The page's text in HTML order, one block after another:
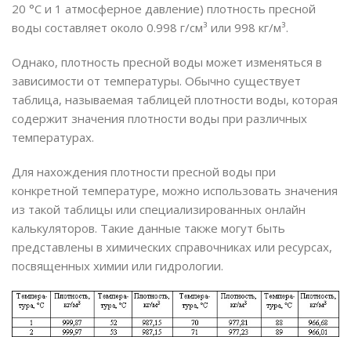
20 °C и 1 атмосферное давление) плотность пресной
воды составляет около 0.998 г/см³ или 998 кг/м³.
Однако, плотность пресной воды может изменяться в
зависимости от температуры. Обычно существует
таблица, называемая таблицей плотности воды, которая
содержит значения плотности воды при различных
температурах.
Для нахождения плотности пресной воды при
конкретной температуре, можно использовать значения
из такой таблицы или специализированных онлайн
калькуляторов. Такие данные также могут быть
представлены в химических справочниках или ресурсах,
посвященных химии или гидрологии.